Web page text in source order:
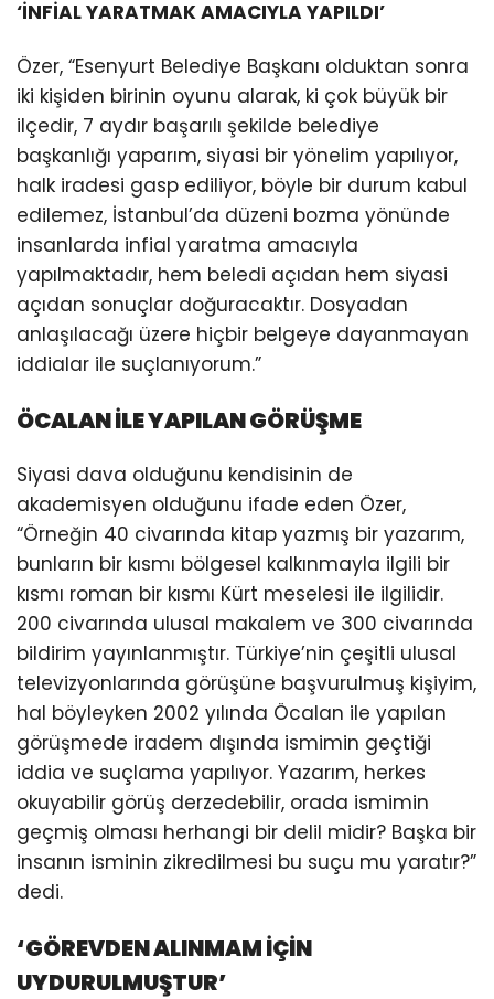
‘İNFİAL YARATMAK AMACIYLA YAPILDI’
Özer, “Esenyurt Belediye Başkanı olduktan sonra
iki kişiden birinin oyunu alarak, ki çok büyük bir
ilçedir, 7 aydır başarılı şekilde belediye
başkanlığı yaparım, siyasi bir yönelim yapılıyor,
halk iradesi gasp ediliyor, böyle bir durum kabul
edilemez, İstanbul’da düzeni bozma yönünde
insanlarda infial yaratma amacıyla
yapılmaktadır, hem beledi açıdan hem siyasi
açıdan sonuçlar doğuracaktır. Dosyadan
anlaşılacağı üzere hiçbir belgeye dayanmayan
iddialar ile suçlanıyorum.”
ÖCALAN İLE YAPILAN GÖRÜŞME
Siyasi dava olduğunu kendisinin de
akademisyen olduğunu ifade eden Özer,
“Örneğin 40 civarında kitap yazmış bir yazarım,
bunların bir kısmı bölgesel kalkınmayla ilgili bir
kısmı roman bir kısmı Kürt meselesi ile ilgilidir.
200 civarında ulusal makalem ve 300 civarında
bildirim yayınlanmıştır. Türkiye’nin çeşitli ulusal
televizyonlarında görüşüne başvurulmuş kişiyim,
hal böyleyken 2002 yılında Öcalan ile yapılan
görüşmede iradem dışında ismimin geçtiği
iddia ve suçlama yapılıyor. Yazarım, herkes
okuyabilir görüş derzedebilir, orada ismimin
geçmiş olması herhangi bir delil midir? Başka bir
insanın isminin zikredilmesi bu suçu mu yaratır?”
dedi.
‘GÖREVDEN ALINMAM İÇİN
UYDURULMUŞTUR’